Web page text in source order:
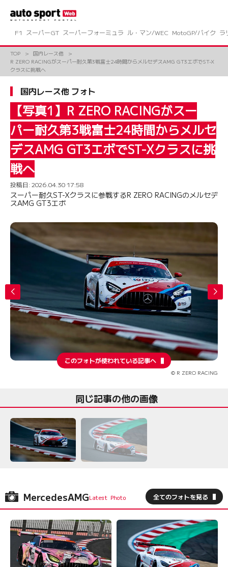
ツ
F1 スーパーGT スーパーフォーミュラ ル・マン/WEC MotoGP/バイク ラ
TOP
国内レース他
R ZERO RACINGがスーパー耐久第3戦富士24時間からメルセデスAMG GT3エボでST-X
クラスに挑戦へ
国内レース他 フォト
【写真1】R ZERO RACINGがスー
パー耐久第3戦富士24時間からメルセ
デスAMG GT3エボでST-Xクラスに挑
戦へ
投稿日: 2026.04.30 17:58
スーパー耐久ST-Xクラスに参戦するR ZERO RACINGのメルセデ
スAMG GT3エボ
このフォトが使われている記事へ
© R ZERO RACING
同じ記事の他の画像
MercedesAMG 全てのフォトを見る